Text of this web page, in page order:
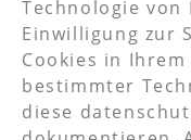
Technologie von
Einwilligung zur
Cookies in
bestimmter
diese